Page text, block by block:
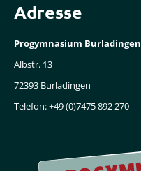
Adresse
Progymnasium Burladingen
Albstr. 13
72393 Burladingen
Telefon: +49 (0)7475 892 270